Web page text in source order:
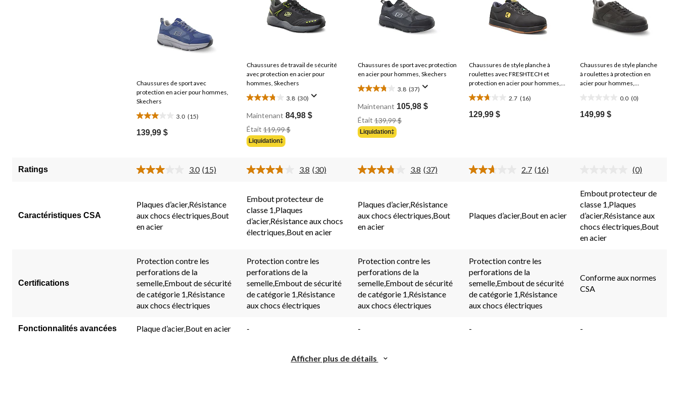
Chaussures de sport avec
protection en acier pour hommes,
Skechers
3.0 (15)
3.0
étoile(s)
15
évaluations
139,99 $
Chaussures de travail de sécurité
avec protection en acier pour
hommes, Skechers
3.8 (30)
3.8
étoile(s)
sur
5.
30
Maintenant 84,98 $
Était 119,99 $
Liquidation‡
Chaussures de sport avec protection
en acier pour hommes, Skechers
3.8 (37)
3.8
étoile(s)
sur
5.
37
Maintenant 105,98 $
Était 139,99 $
Liquidation‡
Chaussures de style planche à
roulettes avec FRESHTECH et
protection en acier pour hommes,
2.7 (16)
2.7
étoile(s)
129,99 $
Chaussures de style planche
à roulettes à protection en
acier pour hommes,
0.0 (0)
étoile(s)
149,99 $
Ratings 3.0 Lire
commentaires.
Lien
vers
la
(15) 3.8 Lire
commentaires.
Lien
la
même
page.
(30) 3.8 Lire
Lien
vers
la
(37) 2.7 Lire
commentaires.
vers
la
(16)
Aucune
pour
ce
produit.
Lien
vers
la
(0)
Caractéristiques CSA
Plaques d’acier,Résistance
aux chocs électriques,Bout
en acier
Embout protecteur de
classe 1,Plaques
d’acier,Résistance aux chocs
électriques,Bout en acier
Plaques d’acier,Résistance
aux chocs électriques,Bout
en acier
Plaques d’acier,Bout en acier
Embout protecteur de
classe 1,Plaques
d’acier,Résistance aux
chocs électriques,Bout
en acier
Certifications
Protection contre les
perforations de la
semelle,Embout de sécurité
de catégorie 1,Résistance
aux chocs électriques
Protection contre les
perforations de la
semelle,Embout de sécurité
de catégorie 1,Résistance
aux chocs électriques
Protection contre les
perforations de la
semelle,Embout de sécurité
de catégorie 1,Résistance
aux chocs électriques
Protection contre les
perforations de la
semelle,Embout de sécurité
de catégorie 1,Résistance
aux chocs électriques
Conforme aux normes
CSA
Fonctionnalités avancées Plaque d’acier,Bout en acier - - - -
Afficher plus de détails